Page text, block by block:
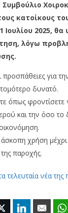
Συμβούλιο
κατοίκους
Ιουλίου 2025,
λόγω
προσπάθειες για
δυνατό.
όπως φροντίσετε
και την όσο το
χρήση
παροχής.
τελευταία νέα της
Twitter LinkedIn Email